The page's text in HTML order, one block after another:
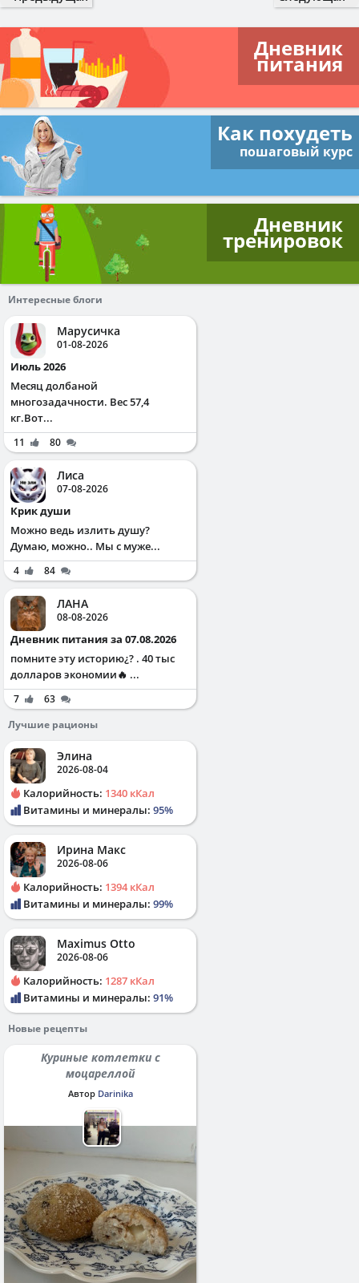
Дневник
питания
Как похудеть
пошаговый курс
Дневник
тренировок
Интересные блоги
Марусичка
01-08-2026
Июль 2026
Месяц долбаной
многозадачности. Вес 57,4
кг.Вот...
11 80
Лиса
07-08-2026
Крик души
Можно ведь излить душу?
Думаю, можно.. Мы с муже...
4 84
ЛАНА
08-08-2026
Дневник питания за 07.08.2026
помните эту историю¿? . 40 тыс
долларов экономии🔥 ...
7
63
Лучшие рационы
Элина
2026-08-04
Калорийность: 1340 кКал
Витамины и минералы: 95%
Ирина Макс
2026-08-06
Калорийность: 1394 кКал
Витамины и минералы: 99%
Maximus Otto
2026-08-06
Калорийность: 1287 кКал
Витамины и минералы: 91%
Новые рецепты
Куриные котлетки с
моцареллой
Автор Darinika